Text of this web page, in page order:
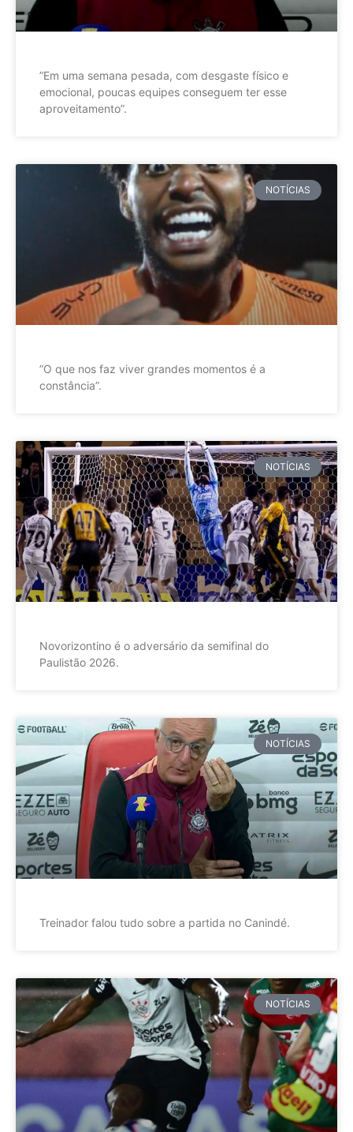
”Em uma semana pesada, com desgaste físico e
emocional, poucas equipes conseguem ter esse
aproveitamento”.
NOTÍCIAS
”O que nos faz viver grandes momentos é a
constância”.
NOTÍCIAS
Novorizontino é o adversário da semifinal do
Paulistão 2026.
NOTÍCIAS
Treinador falou tudo sobre a partida no Canindé.
NOTÍCIAS